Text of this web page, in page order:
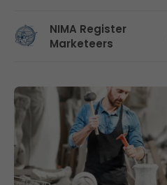
NIMA Register
Marketeers